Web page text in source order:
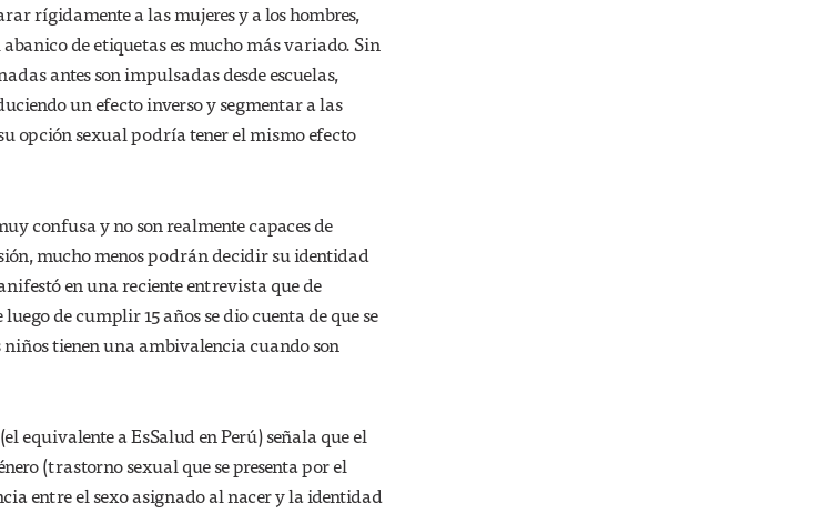
rígidamente a las mujeres y a los hombres,
de etiquetas es mucho más variado. Sin
antes son impulsadas desde escuelas,
un efecto inverso y segmentar a las
opción sexual podría tener el mismo efecto
confusa y no son realmente capaces de
mucho menos podrán decidir su identidad
en una reciente entrevista que de
de cumplir 15 años se dio cuenta de que se
niños tienen una ambivalencia cuando son
equivalente a EsSalud en Perú) señala que el
(trastorno sexual que se presenta por el
entre el sexo asignado al nacer y la identidad